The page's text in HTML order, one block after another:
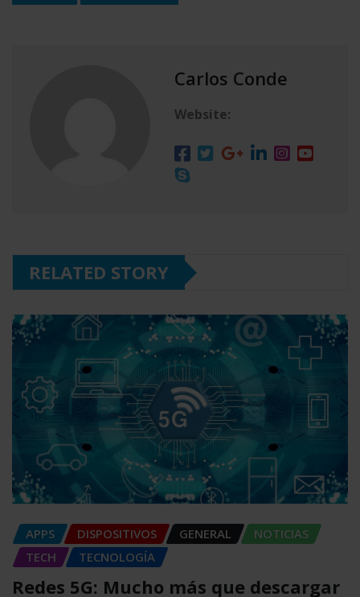
Carlos Conde
Website:
RELATED STORY
APPS DISPOSITIVOS GENERAL
NOTICIAS
TECH
TECNOLOGÍA
Redes 5G: Mucho más que descargar